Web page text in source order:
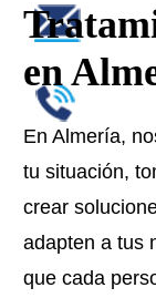
en
En Almería,
tu situación,
crear
adapten a tus
que cada